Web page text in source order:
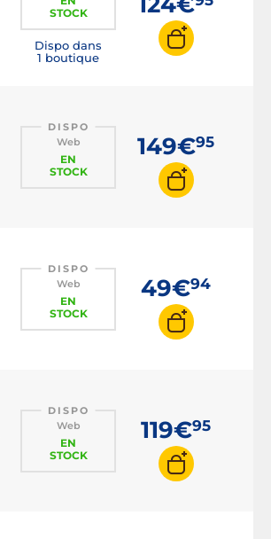
STOCK
Dispo dans
1 boutique
DISPO
Web
EN
STOCK
149€95
DISPO
Web
EN
STOCK
49€94
DISPO
Web
EN
STOCK
119€95